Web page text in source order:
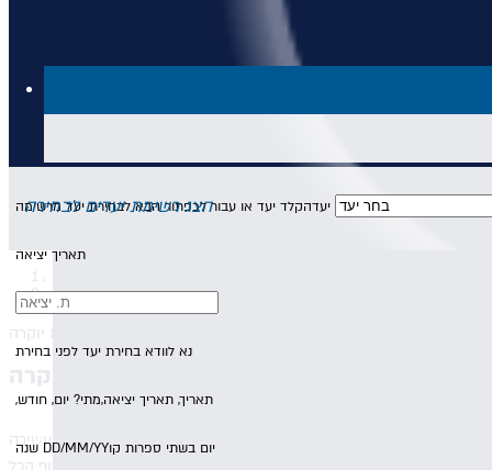
יעדהקלד יעד או עבור לכפתור הבא לבחירת יעד מרשימה
הצג רשימת יעדים לבחירה
תאריך יציאה
נא לוודא בחירת יעד לפני בחירת
תאריך, תאריך יציאה,מתי? יום, חודש,
שנהDD/MM/YYיום בשתי ספרות קו
חבילות-לדומס-אוף-אלונדה
חיפוש מלונות יוקרה
פוריים וערוצים תלולים ולהפוך לחלק מהתרבות הגסטרונומית העשירה